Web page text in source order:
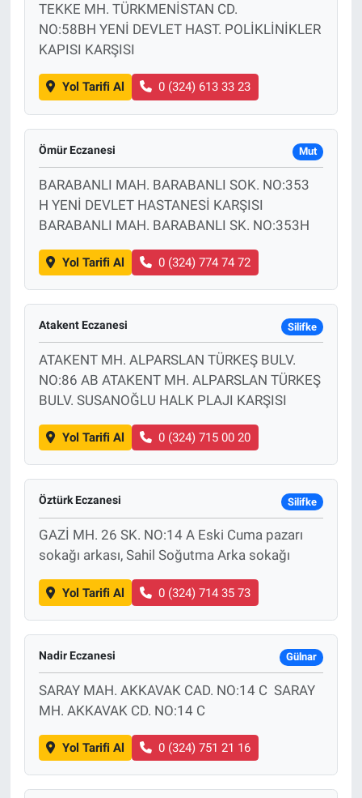
TEKKE MH. TÜRKMENİSTAN CD.
NO:58BH YENİ DEVLET HAST. POLİKLİNİKLER
KAPISI KARŞISI
Yol Tarifi Al 0 (324) 613 33 23
Ömür Eczanesi Mut
BARABANLI MAH. BARABANLI SOK. NO:353
H YENİ DEVLET HASTANESİ KARŞISI
BARABANLI MAH. BARABANLI SK. NO:353H
Yol Tarifi Al 0 (324) 774 74 72
Atakent Eczanesi Silifke
ATAKENT MH. ALPARSLAN TÜRKEŞ BULV.
NO:86 AB ATAKENT MH. ALPARSLAN TÜRKEŞ
BULV. SUSANOĞLU HALK PLAJI KARŞISI
Yol Tarifi Al 0 (324) 715 00 20
Öztürk Eczanesi Silifke
GAZİ MH. 26 SK. NO:14 A Eski Cuma pazarı
sokağı arkası, Sahil Soğutma Arka sokağı
Yol Tarifi Al 0 (324) 714 35 73
Nadir Eczanesi Gülnar
SARAY MAH. AKKAVAK CAD. NO:14 C SARAY
MH. AKKAVAK CD. NO:14 C
Yol Tarifi Al 0 (324) 751 21 16